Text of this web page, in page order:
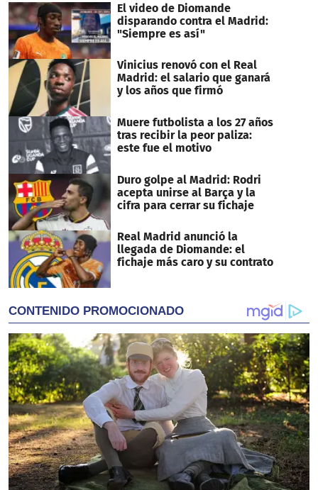
El video de Diomande
disparando contra el Madrid:
"Siempre es así"
Vinicius renovó con el Real
Madrid: el salario que ganará
y los años que firmó
Muere futbolista a los 27 años
tras recibir la peor paliza:
este fue el motivo
Duro golpe al Madrid: Rodri
acepta unirse al Barça y la
cifra para cerrar su fichaje
Real Madrid anunció la
llegada de Diomande: el
fichaje más caro y su contrato